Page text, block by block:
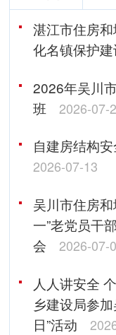
湛江市住房
化名镇保护
2026年吴川
班
2026-07-
自建房结构
2026-07-13
吴川市住房
一”老党员干
会
2026-07-
人人讲安全
乡建设局参
日”活动